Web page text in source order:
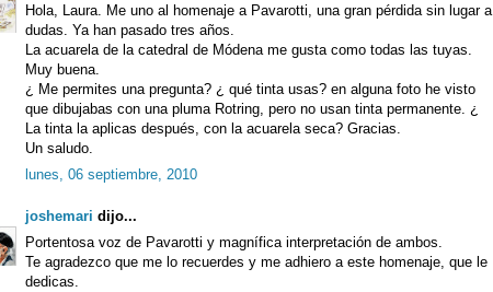
Hola, Laura. Me uno al homenaje a Pavarotti, una gran pérdida sin lugar a
dudas. Ya han pasado tres años.
La acuarela de la catedral de Módena me gusta como todas las tuyas.
Muy buena.
¿ Me permites una pregunta? ¿ qué tinta usas? en alguna foto he visto
que dibujabas con una pluma Rotring, pero no usan tinta permanente. ¿
La tinta la aplicas después, con la acuarela seca? Gracias.
Un saludo.
lunes, 06 septiembre, 2010
joshemari dijo...
Portentosa voz de Pavarotti y magnífica interpretación de ambos.
Te agradezco que me lo recuerdes y me adhiero a este homenaje, que le
dedicas.